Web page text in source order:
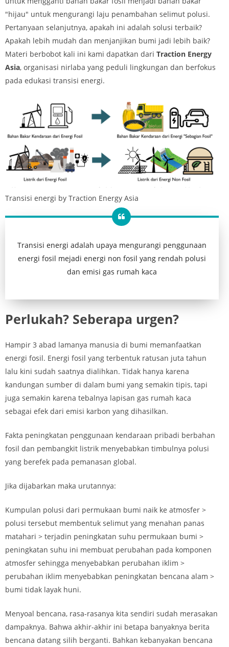
"hijau" untuk mengurangi laju penambahan selimut polusi.
Pertanyaan selanjutnya, apakah ini adalah solusi terbaik?
Apakah lebih mudah dan menjanjikan bumi jadi lebih baik?
Materi berbobot kali ini kami dapatkan dari Traction Energy
Asia, organisasi nirlaba yang peduli lingkungan dan berfokus
pada edukasi transisi energi.
Transisi energi by Traction Energy Asia
Transisi energi adalah upaya mengurangi penggunaan
energi fosil mejadi energi non fosil yang rendah polusi
dan emisi gas rumah kaca
Perlukah? Seberapa urgen?
Hampir 3 abad lamanya manusia di bumi memanfaatkan
energi fosil. Energi fosil yang terbentuk ratusan juta tahun
lalu kini sudah saatnya dialihkan. Tidak hanya karena
kandungan sumber di dalam bumi yang semakin tipis, tapi
juga semakin karena tebalnya lapisan gas rumah kaca
sebagai efek dari emisi karbon yang dihasilkan.
Fakta peningkatan penggunaan kendaraan pribadi berbahan
fosil dan pembangkit listrik menyebabkan timbulnya polusi
yang berefek pada pemanasan global.
Jika dijabarkan maka urutannya:
Kumpulan polusi dari permukaan bumi naik ke atmosfer >
polusi tersebut membentuk selimut yang menahan panas
matahari > terjadin peningkatan suhu permukaan bumi >
peningkatan suhu ini membuat perubahan pada komponen
atmosfer sehingga menyebabkan perubahan iklim >
perubahan iklim menyebabkan peningkatan bencana alam >
bumi tidak layak huni.
Menyoal bencana, rasa-rasanya kita sendiri sudah merasakan
dampaknya. Bahwa akhir-akhir ini betapa banyaknya berita
bencana datang silih berganti. Bahkan kebanyakan bencana